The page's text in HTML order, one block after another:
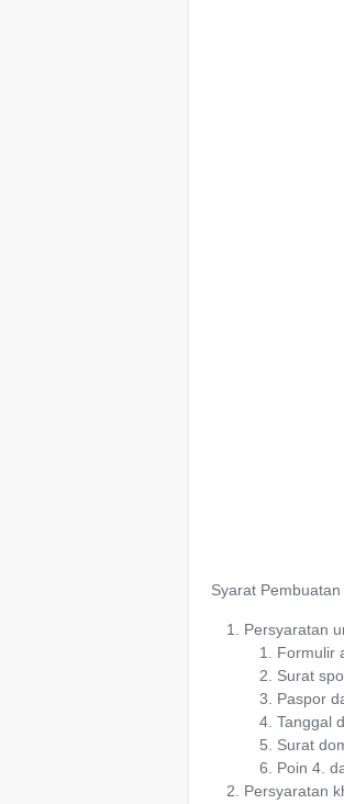
Syarat
Persyaratan
Formulir
Surat
Paspor
Tanggal
Surat
Poin 4.
Persyaratan